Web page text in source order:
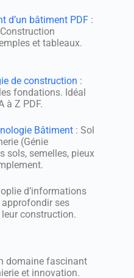
d’un bâtiment PDF :
et tableaux.
de construction :
fondations. Idéal
à Z PDF.
Bâtiment : Sol
(Génie
sols, semelles, pieux
d’informations
ses
construction.
domaine fascinant
et innovation.